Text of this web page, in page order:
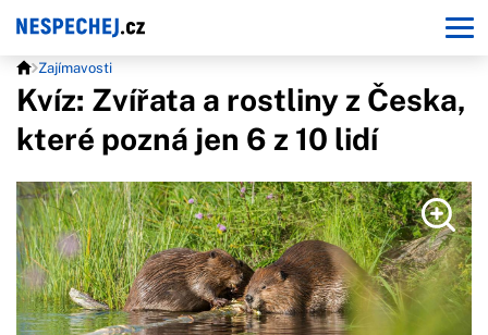
Zajímavosti
Kvíz: Zvířata a rostliny z Česka,
které pozná jen 6 z 10 lidí